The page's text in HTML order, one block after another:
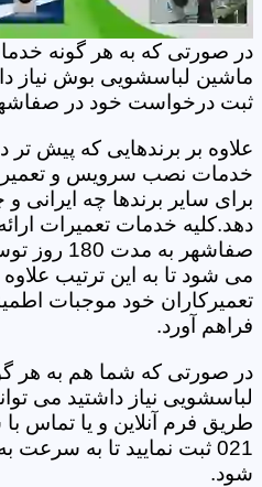
در صورتی که به هر گونه
ماشین لباسشویی بوش نیاز
ثبت درخواست خود در صفاشهر
علاوه بر برندهایی که پیش
خدمات نصب سرویس و
برای سایر برندها چه ایرانی
دهد.کلیه خدمات تعمیرات
صفاشهر به
می شود تا به این ترتیب
تعمیرکاران خود موجبات
فراهم آورد.
در صورتی که شما هم به هر
لباسشویی نیاز داشتید می
021 ثبت نمایید تا به
شود.